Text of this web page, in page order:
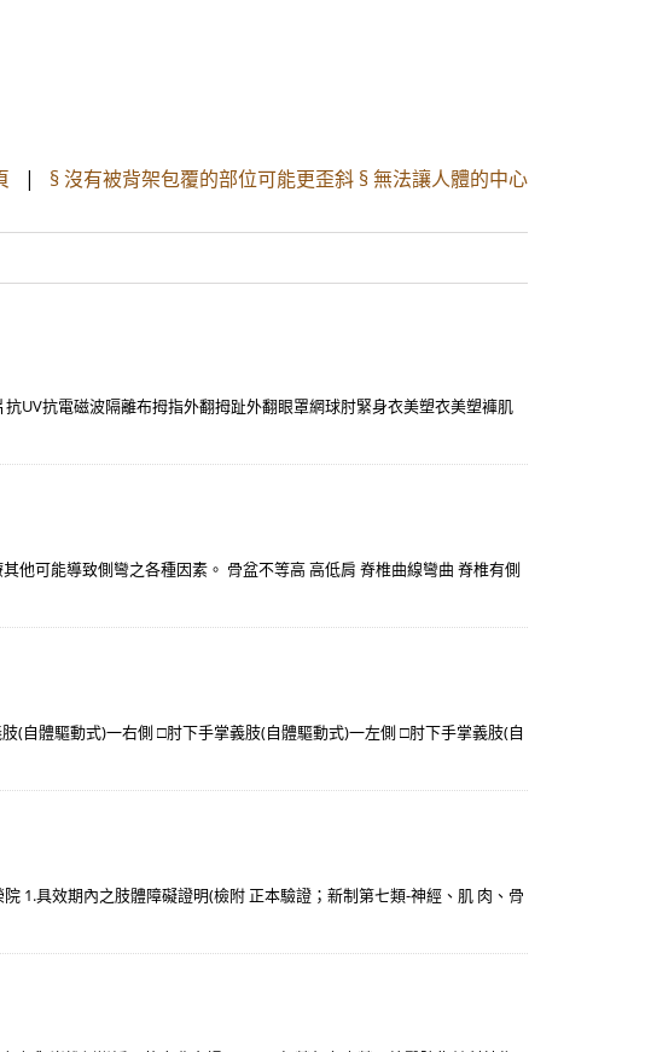
| § 沒有被背架包覆的部位可能更歪斜 § 無法讓人體的中心
UV抗電磁波隔離布拇指外翻拇趾外翻眼罩網球肘緊身衣美塑衣美塑褲肌
他可能導致側彎之各種因素。 骨盆不等高 高低肩 脊椎曲線彎曲 脊椎有側
(自體驅動式)一右側 □肘下手掌義肢(自體驅動式)一左側 □肘下手掌義肢(自
1.具效期內之肢體障礙證明(檢附 正本驗證；新制第七類-神經、肌 肉、骨